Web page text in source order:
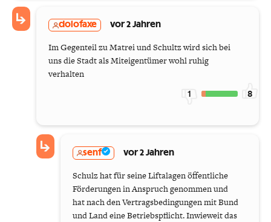
dolofaxe vor 2 Jahren
Im Gegenteil zu Matrei und Schultz wird sich bei
uns die Stadt als Miteigentümer wohl ruhig
verhalten
1 8
senf vor 2 Jahren
Schulz hat für seine Liftalagen öffentliche
Förderungen in Anspruch genommen und
hat nach den Vertragsbedingungen mit Bund
und Land eine Betriebspflicht. Inwieweit das